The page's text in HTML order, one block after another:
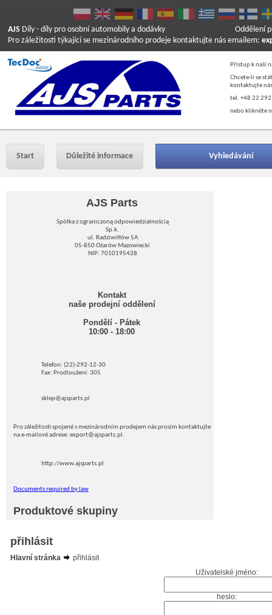
AJS Díly - díly pro osobní automobily a dodávky
Pro záležitosti týkající se mezinárodního prodeje kontaktujte nás emailem:
Oddělení
Přístup k naší
Chcete-li se
kontaktujte
tel. +48 22
nebo klikněte
Start Důležité informace Vyhledávání
AJS Parts
Spółka z ograniczoną odpowiedzialnością
Sp.k.
ul. Radziwiłłów 5A
05-850 Ożarów Mazowiecki
NIP: 7010195428
Kontakt
naše prodejní oddělení
Pondělí - Pátek
10:00 - 18:00
Telefon: (22)-292-12-30
Fax: Prodloužení: 305
sklep@ajsparts.pl
Pro záležitosti spojené s mezinárodním prodejem nás prosím kontaktujte
na e-mailové adrese: export@ajsparts.pl.
http://www.ajsparts.pl
Documents required by law
Produktové skupiny
přihlásit
Hlavní stránka
přihlásit
Uživatelské jméno:
heslo: